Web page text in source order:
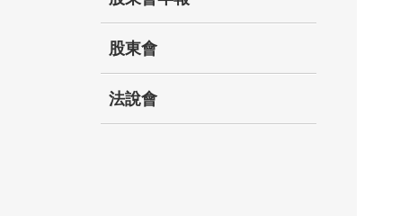
股東會
法說會